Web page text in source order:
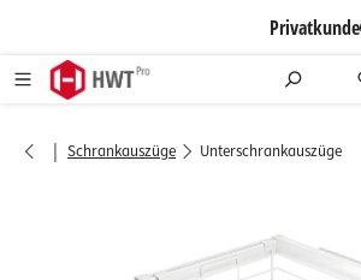
Privatkunde
| Schrankauszüge Unterschrankauszüge